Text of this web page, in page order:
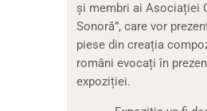
și membri ai Asociației
Sonoră”, care vor
piese din creația
români evocați în
expoziției.